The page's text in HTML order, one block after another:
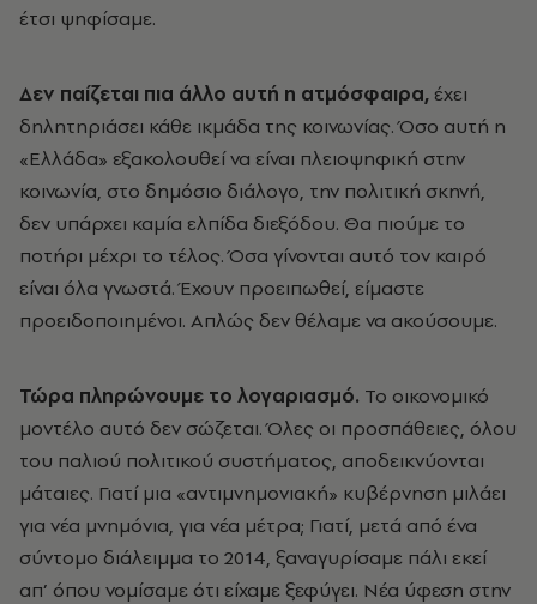
έτσι ψηφίσαμε.
Δεν παίζεται πια άλλο αυτή η ατμόσφαιρα, έχει
δηλητηριάσει κάθε ικμάδα της κοινωνίας. Όσο αυτή η
«Ελλάδα» εξακολουθεί να είναι πλειοψηφική στην
κοινωνία, στο δημόσιο διάλογο, την πολιτική σκηνή,
δεν υπάρχει καμία ελπίδα διεξόδου. Θα πιούμε το
ποτήρι μέχρι το τέλος. Όσα γίνονται αυτό τον καιρό
είναι όλα γνωστά. Έχουν προειπωθεί, είμαστε
προειδοποιημένοι. Απλώς δεν θέλαμε να ακούσουμε.
Τώρα πληρώνουμε το λογαριασμό. Το οικονομικό
μοντέλο αυτό δεν σώζεται. Όλες οι προσπάθειες, όλου
του παλιού πολιτικού συστήματος, αποδεικνύονται
μάταιες. Γιατί μια «αντιμνημονιακή» κυβέρνηση μιλάει
για νέα μνημόνια, για νέα μέτρα; Γιατί, μετά από ένα
σύντομο διάλειμμα το 2014, ξαναγυρίσαμε πάλι εκεί
απ’ όπου νομίσαμε ότι είχαμε ξεφύγει. Νέα ύφεση στην